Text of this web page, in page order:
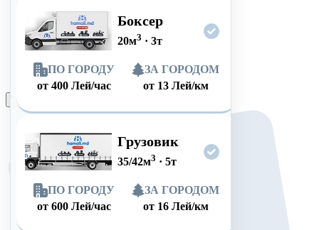
Боксер
20м3 · 3т
ПО ГОРОДУ
от 400 Лей/час
ЗА ГОРОДОМ
от 13 Лей/км
Грузовик
35/42м3 · 5т
ПО ГОРОДУ
от 600 Лей/час
ЗА ГОРОДОМ
от 16 Лей/км
Оформить заказ